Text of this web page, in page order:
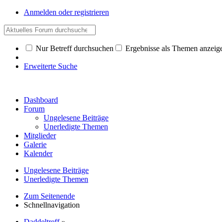
Anmelden oder registrieren
Nur Betreff durchsuchen Ergebnisse als Themen
Erweiterte Suche
Dashboard
Forum
Ungelesene Beiträge
Unerledigte Themen
Mitglieder
Galerie
Kalender
Ungelesene Beiträge
Unerledigte Themen
Zum Seitenende
Schnellnavigation